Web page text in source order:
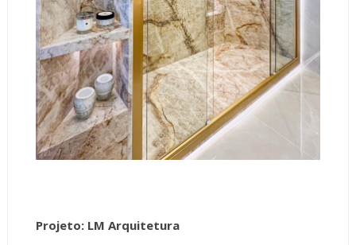
Projeto: LM Arquitetura